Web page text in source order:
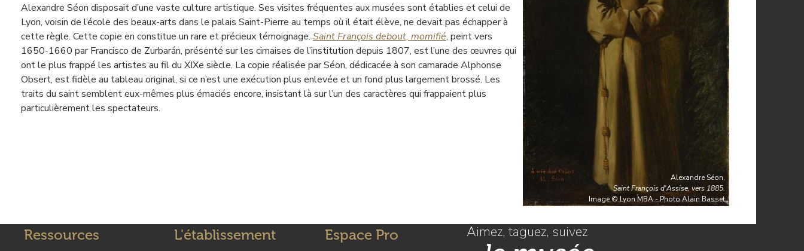
Alexandre Séon,
Saint François d'Assise, vers 1885.
Image © Lyon MBA - Photo Alain Basset
Alexandre Séon disposait d’une vaste culture artistique. Ses visites fréquentes aux musées sont établies et celui de
Lyon, voisin de l’école des beaux-arts dans le palais Saint-Pierre au temps où il était élève, ne devait pas échapper à
cette règle. Cette copie en constitue un rare et précieux témoignage. Saint François debout, momifié, peint vers
1650-1660 par Francisco de Zurbarán, présenté sur les cimaises de l’institution depuis 1807, est l’une des œuvres qui
ont le plus frappé les artistes au fil du XIXe siècle. La copie réalisée par Séon, dédicacée à son camarade Alphonse
Obsert, est fidèle au tableau original, si ce n’est une exécution plus enlevée et un fond plus largement brossé. Les
traits du saint semblent eux-mêmes plus émaciés encore, insistant là sur l’un des caractères qui frappaient plus
particulièrement les spectateurs.
Ressources L'établissement Espace Pro Aimez, taguez, suivez